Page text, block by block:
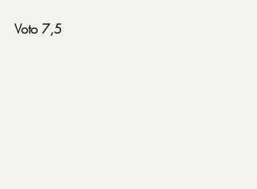
Voto 7,5